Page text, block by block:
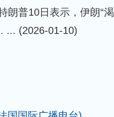
朗普10日表示，伊朗“渴
... (2026-01-10)